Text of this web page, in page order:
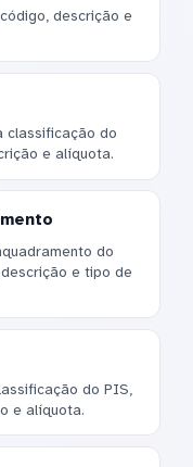
descrição e
classificação do
e alíquota.
do
e tipo de
do PIS,
e alíquota.